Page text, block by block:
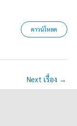
ดาวน์โหลด
Next เรื่อง →